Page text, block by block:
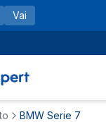
Vai
BMW Serie 7